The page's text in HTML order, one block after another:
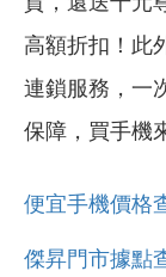
高額折扣！此
連鎖服務，一
保障，買手機
便宜手機價格
傑昇門市據點